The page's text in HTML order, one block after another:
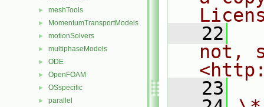
► meshTools
► MomentumTransportModels
► motionSolvers
► multiphaseModels
► ODE
► OpenFOAM
► OSspecific
► parallel
   22
not,
   23